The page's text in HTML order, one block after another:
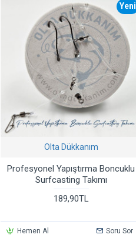
Yeni
Olta Dükkanım
Profesyonel Yapıştırma Boncuklu
Surfcasting Takımı
189,90TL
Hemen Al Soru Sor